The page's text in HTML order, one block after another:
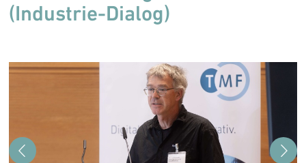
(Industrie-Dialog)